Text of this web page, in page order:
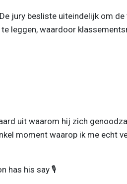
jury besliste uiteindelijk om
leggen, waardoor
uit waarom hij zich
moment waarop ik me echt
has his say 🎙️